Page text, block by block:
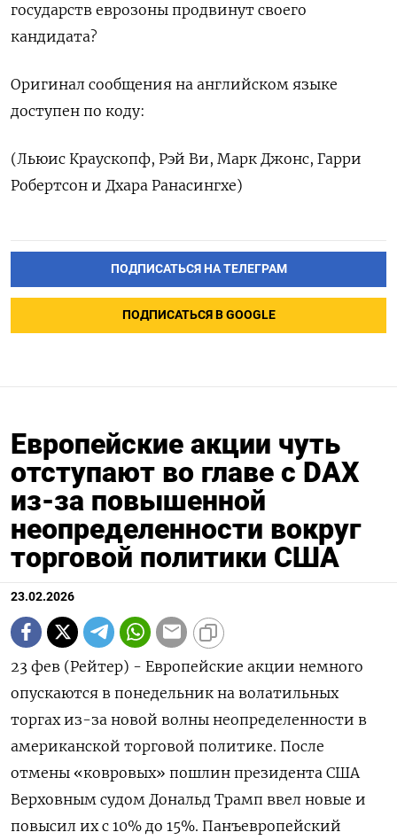
государств еврозоны продвинут своего
кандидата?
Оригинал ‌сообщения на английском языке
доступен по коду:
(Льюис Краускопф, Рэй Ви, Марк Джонс, Гарри
Робертсон и Дхара Ранасингхе)
ПОДПИСАТЬСЯ НА ТЕЛЕГРАМ
ПОДПИСАТЬСЯ В GOOGLE
Европейские акции чуть
отступают во главе с DAX
из-за повышенной
неопределенности вокруг
торговой политики США
23.02.2026
23 фев (Рейтер) - Европейские акции немного
опускаются в понедельник на ‌волатильных
торгах из-за новой волны неопределенности в
американской торговой ​политике. ​После
отмены «​ковровых» пошлин ⁠президента США
‌Верховным судом ‌Дональд Трамп ввел новые и
повысил их с ​10% до ‌15%. Панъевропейский